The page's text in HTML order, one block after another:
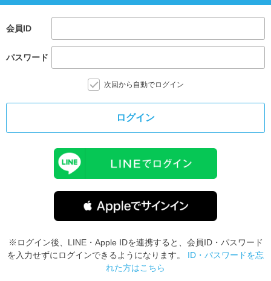
会員ID
パスワード
次回から自動でログイン
ログイン
※ログイン後、LINE・Apple IDを連携すると、会員ID・パスワード
を入力せずにログインできるようになります。 ID・パスワードを忘
れた方はこちら